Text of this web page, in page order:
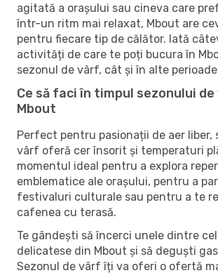
agitată a orașului sau cineva care
într-un ritm mai relaxat, Mbout are
pentru fiecare tip de călător. Iată
activități de care te poți bucura în
sezonul de vârf, cât și în alte
Ce să faci în timpul sezonului
Mbout
Perfect pentru pasionații de aer liber,
vârf oferă cer însorit și temperaturi
momentul ideal pentru a explora
emblematice ale orașului, pentru a
festivaluri culturale sau pentru a te
cafenea cu terasă.
Te gândești să încerci unele dintre
delicatese din Mbout și să deguști
Sezonul de vârf îți va oferi o ofertă